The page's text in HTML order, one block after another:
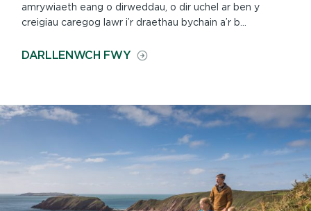
amrywiaeth eang o dirweddau, o dir uchel ar ben y
creigiau caregog lawr i’r draethau bychain a’r b...
DARLLENWCH FWYON
THIRWEDD